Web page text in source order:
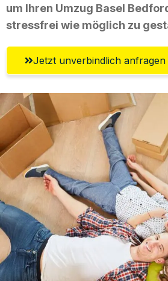
um Ihren Umzug Basel
stressfrei wie möglich zu
Jetzt unverbindlich anfragen